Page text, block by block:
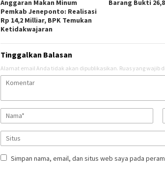
Anggaran Makan Minum
Pemkab Jeneponto: Realisasi
Rp 14,2 Milliar, BPK Temukan
Ketidakwajaran
Barang Bukti
Tinggalkan Balasan
Alamat email Anda tidak akan dipublikasikan. Ruas yang wajib
Simpan nama, email, dan situs web saya pada